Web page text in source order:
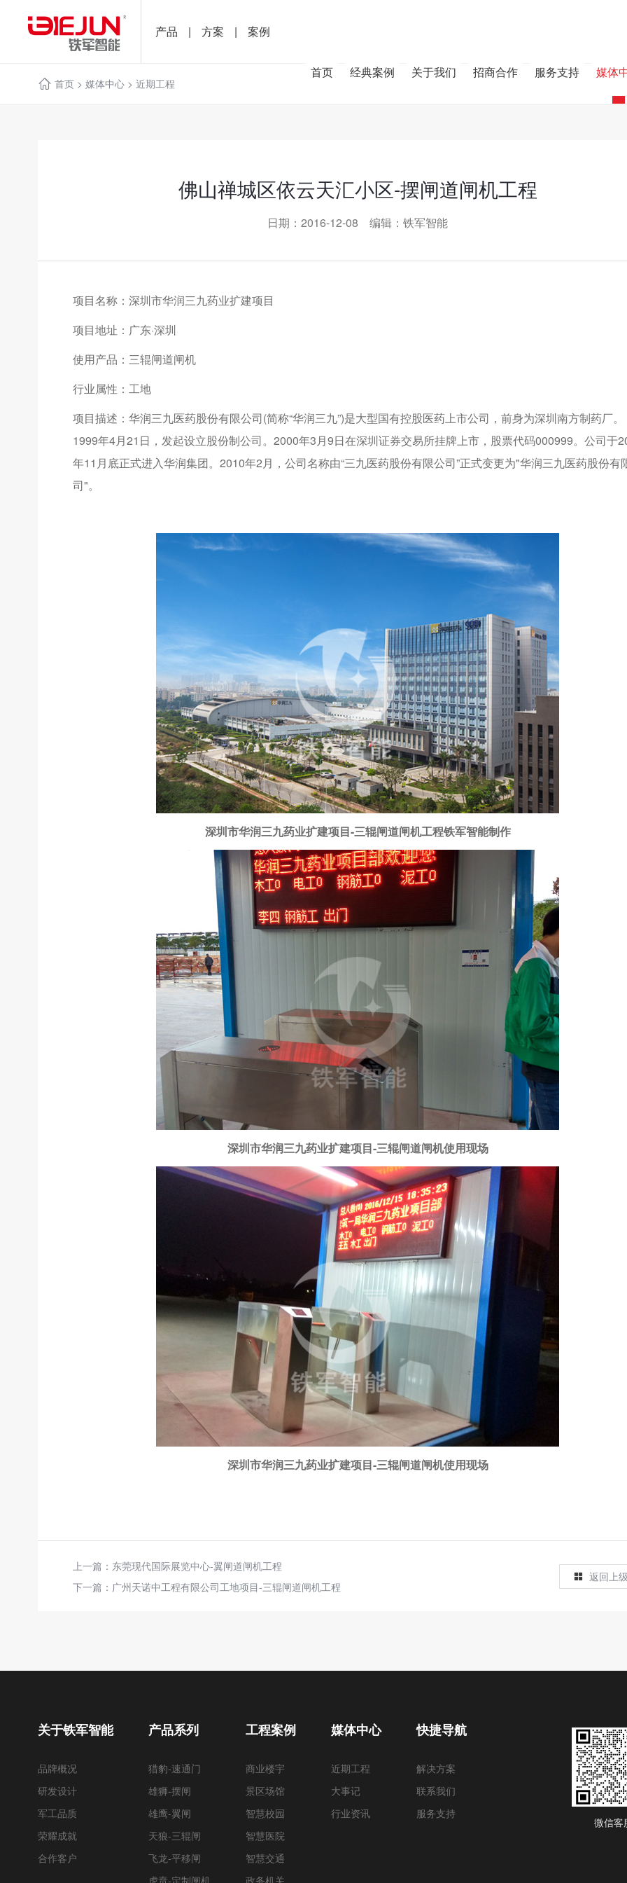
产品 | 方案 | 案例
首页 经典案例 关于我们 招商合作 服务支持 媒体
首页> 媒体中心> 近期工程
佛山禅城区依云天汇小区-摆闸道闸机工程
日期：2016-12-08 编辑：铁军智能
项目名称：深圳市华润三九药业扩建项目
项目地址：广东·深圳
使用产品：三辊闸道闸机
行业属性：工地
项目描述：华润三九医药股份有限公司(简称“华润三九”)是大型国有控股医药上市公司，前身为深圳南方制药厂。
1999年4月21日，发起设立股份制公司。2000年3月9日在深圳证券交易所挂牌上市，股票代码000999。公司于
年11月底正式进入华润集团。2010年2月，公司名称由“三九医药股份有限公司”正式变更为"华润三九医药股份有
司"。
深圳市华润三九药业扩建项目-三辊闸道闸机工程铁军智能制作
深圳市华润三九药业扩建项目-三辊闸道闸机使用现场
深圳市华润三九药业扩建项目-三辊闸道闸机使用现场
上一篇： 东莞现代国际展览中心-翼闸道闸机工程
下一篇： 广州天诺中工程有限公司工地项目-三辊闸道闸机工程
返回上级
关于铁军智能
品牌概况
研发设计
军工品质
荣耀成就
合作客户
产品系列
猎豹-速通门
雄狮-摆闸
雄鹰-翼闸
天狼-三辊闸
飞龙-平移闸
虎贲-定制闸机
工程案例
商业楼宇
景区场馆
智慧校园
智慧医院
智慧交通
政务机关
媒体中心
近期工程
大事记
行业资讯
快捷导航
解决方案
联系我们
服务支持
微信客